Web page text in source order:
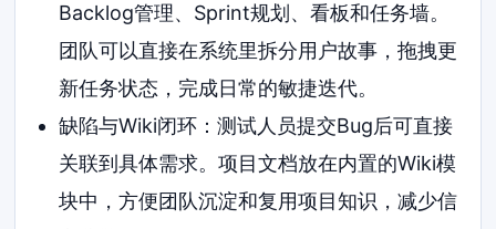
Backlog管理、Sprint规划、看板和任务墙。
团队可以直接在系统里拆分用户故事，拖拽更
新任务状态，完成日常的敏捷迭代。
缺陷与Wiki闭环：测试人员提交Bug后可直接
关联到具体需求。项目文档放在内置的Wiki模
块中，方便团队沉淀和复用项目知识，减少信